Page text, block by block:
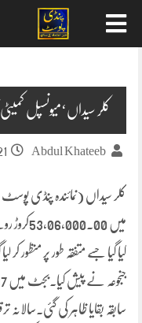
کلر سیداں‘میونسپل کمیٹی کا 53کروڑ کاسالانہ بجٹ
Abdul Khateeb
کلر سیداں (نمائندہ پنڈی
کیا گیا جسے متفقہ طور پر منظور